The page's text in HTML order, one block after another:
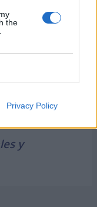
the
Privacy Policy
y la
la Confianza
de
y